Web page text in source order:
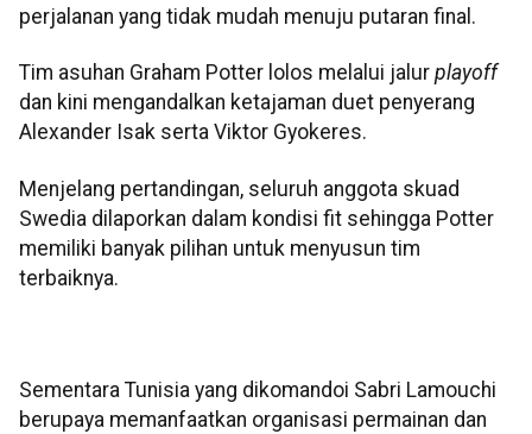
perjalanan yang tidak mudah menuju putaran final.
Tim asuhan Graham Potter lolos melalui jalur playoff
dan kini mengandalkan ketajaman duet penyerang
Alexander Isak serta Viktor Gyokeres.
Menjelang pertandingan, seluruh anggota skuad
Swedia dilaporkan dalam kondisi fit sehingga Potter
memiliki banyak pilihan untuk menyusun tim
terbaiknya.
Sementara Tunisia yang dikomandoi Sabri Lamouchi
berupaya memanfaatkan organisasi permainan dan